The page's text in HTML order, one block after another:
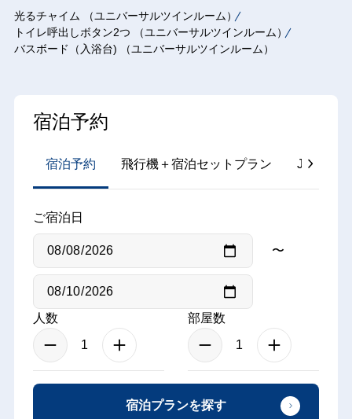
光るチャイム （ユニバーサルツインルーム）
トイレ呼出しボタン2つ （ユニバーサルツインルーム）
バスボード（入浴台) （ユニバーサルツインルーム）
宿泊予約
宿泊予約 飛行機＋宿泊セットプラン JR＋宿
ご宿泊日
〜
人数 部屋数
宿泊プランを探す